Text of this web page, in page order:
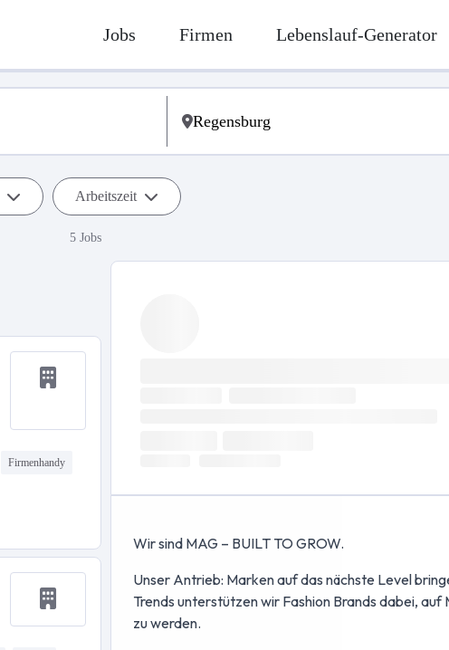
Jobs Firmen Lebenslauf-Generator
Arbeitszeit
5 Jobs
Firmenhandy